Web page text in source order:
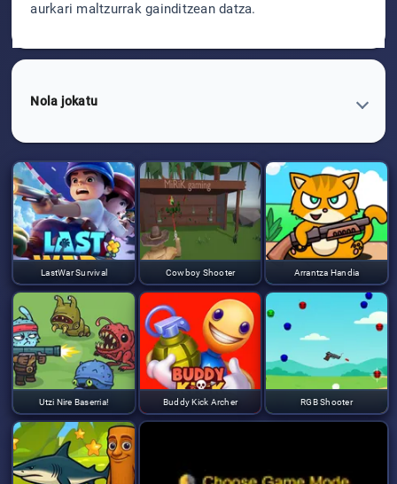
aurkari maltzurrak gainditzean datza.
Nola jokatu
LastWar Survival Cowboy Shooter Arrantza Handia
Utzi Nire Baserria! Buddy Kick Archer RGB Shooter